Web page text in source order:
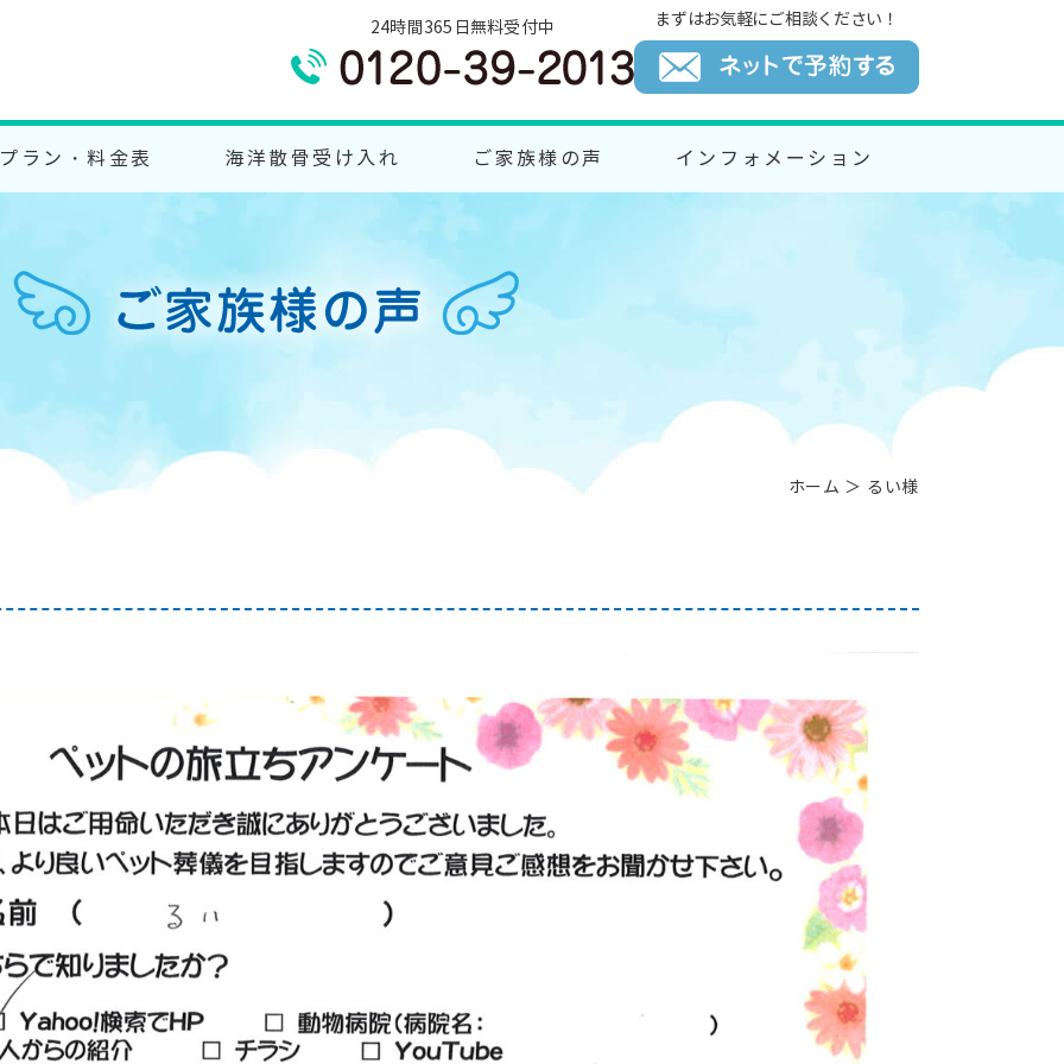
24時間365日無料受付中 まずはお気軽にご相談ください！
プラン・料金表 海洋散骨受け入れ ご家族様の声 インフォメーション
ホーム ＞ るい様